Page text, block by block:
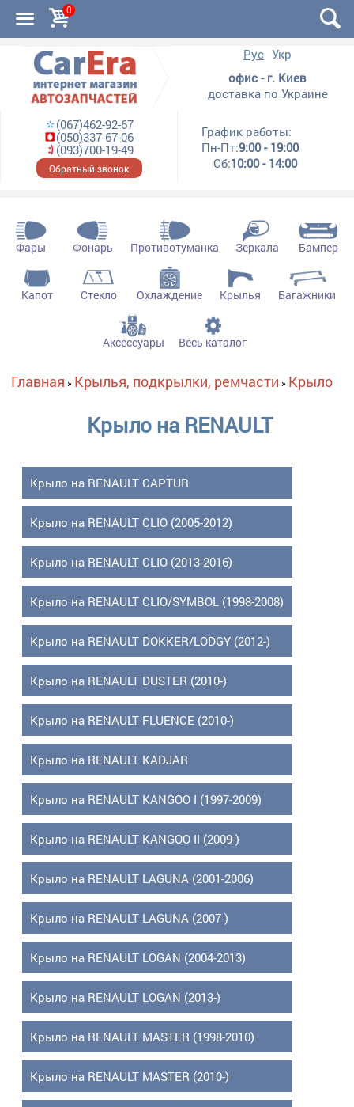
0
Рус Укр
офис - г. Киев
доставка по Украине
(067)462-92-67
(050)337-67-06
(093)700-19-49
Обратный звонок
График работы:
Пн-Пт:9:00 - 19:00
Сб:10:00 - 14:00
Фары Фонарь Противотуманка Зеркала Бампер
Капот Стекло Охлаждение Крылья Багажники
Аксессуары Весь каталог
Вы здесь
Главная » Крылья, подкрылки, ремчасти » Крыло
Крыло на RENAULT
Крыло на RENAULT CAPTUR
Крыло на RENAULT CLIO (2005-2012)
Крыло на RENAULT CLIO (2013-2016)
Крыло на RENAULT CLIO/SYMBOL (1998-2008)
Крыло на RENAULT DOKKER/LODGY (2012-)
Крыло на RENAULT DUSTER (2010-)
Крыло на RENAULT FLUENCE (2010-)
Крыло на RENAULT KADJAR
Крыло на RENAULT KANGOO I (1997-2009)
Крыло на RENAULT KANGOO II (2009-)
Крыло на RENAULT LAGUNA (2001-2006)
Крыло на RENAULT LAGUNA (2007-)
Крыло на RENAULT LOGAN (2004-2013)
Крыло на RENAULT LOGAN (2013-)
Крыло на RENAULT MASTER (1998-2010)
Крыло на RENAULT MASTER (2010-)